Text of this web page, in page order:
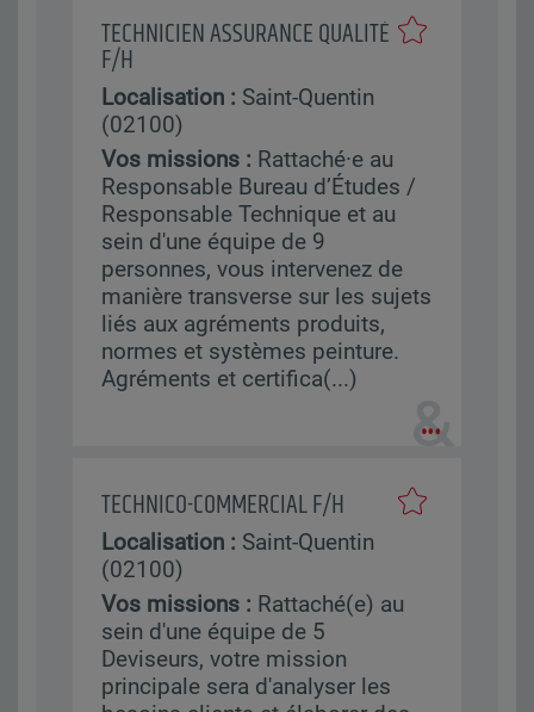
TECHNICIEN ASSURANCE QUALITÉ
F/H
Localisation : Saint-Quentin
(02100)
Vos missions : Rattaché·e au
Responsable Bureau d’Études /
Responsable Technique et au
sein d'une équipe de 9
personnes, vous intervenez de
manière transverse sur les sujets
liés aux agréments produits,
normes et systèmes peinture.
Agréments et certifica(...)
TECHNICO-COMMERCIAL F/H
Localisation : Saint-Quentin
(02100)
Vos missions : Rattaché(e) au
sein d'une équipe de 5
Deviseurs, votre mission
principale sera d'analyser les